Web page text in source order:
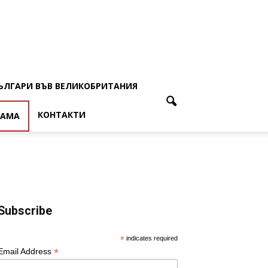
ВЪВ ВЕЛИКОБРИТАНИЯ
КОНТАКТИ
* indicates required
Address *